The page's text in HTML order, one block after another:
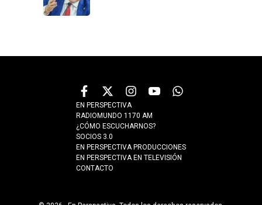
EN PERSPECTIVA
RADIOMUNDO 1170 AM
¿CÓMO ESCUCHARNOS?
SOCIOS 3.0
EN PERSPECTIVA PRODUCCIONES
EN PERSPECTIVA EN TELEVISIÓN
CONTACTO